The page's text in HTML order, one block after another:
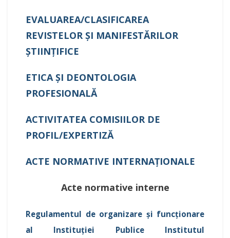
EVALUAREA/CLASIFICAREA
REVISTELOR ŞI MANIFESTĂRILOR
ŞTIINŢIFICE
ETICA ŞI DEONTOLOGIA
PROFESIONALĂ
ACTIVITATEA COMISIILOR DE
PROFIL/EXPERTIZĂ
ACTE NORMATIVE INTERNAŢIONALE
Acte normative interne
Regulamentul de organizare şi funcţionare
al Instituției Publice Institutul